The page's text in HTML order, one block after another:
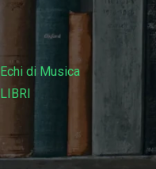
Filtra Per Collana
Echi di Musica
LIBRI
Filtra Per Prezzo